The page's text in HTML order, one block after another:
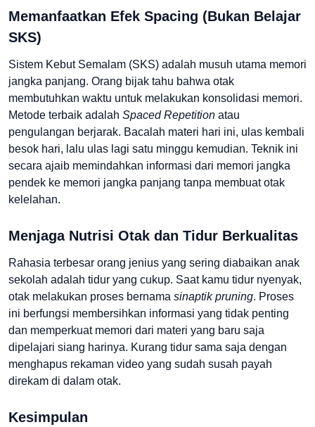
Memanfaatkan Efek Spacing (Bukan Belajar
SKS)
Sistem Kebut Semalam (SKS) adalah musuh utama memori
jangka panjang. Orang bijak tahu bahwa otak
membutuhkan waktu untuk melakukan konsolidasi memori.
Metode terbaik adalah Spaced Repetition atau
pengulangan berjarak. Bacalah materi hari ini, ulas kembali
besok hari, lalu ulas lagi satu minggu kemudian. Teknik ini
secara ajaib memindahkan informasi dari memori jangka
pendek ke memori jangka panjang tanpa membuat otak
kelelahan.
Menjaga Nutrisi Otak dan Tidur Berkualitas
Rahasia terbesar orang jenius yang sering diabaikan anak
sekolah adalah tidur yang cukup. Saat kamu tidur nyenyak,
otak melakukan proses bernama sinaptik pruning. Proses
ini berfungsi membersihkan informasi yang tidak penting
dan memperkuat memori dari materi yang baru saja
dipelajari siang harinya. Kurang tidur sama saja dengan
menghapus rekaman video yang sudah susah payah
direkam di dalam otak.
Kesimpulan